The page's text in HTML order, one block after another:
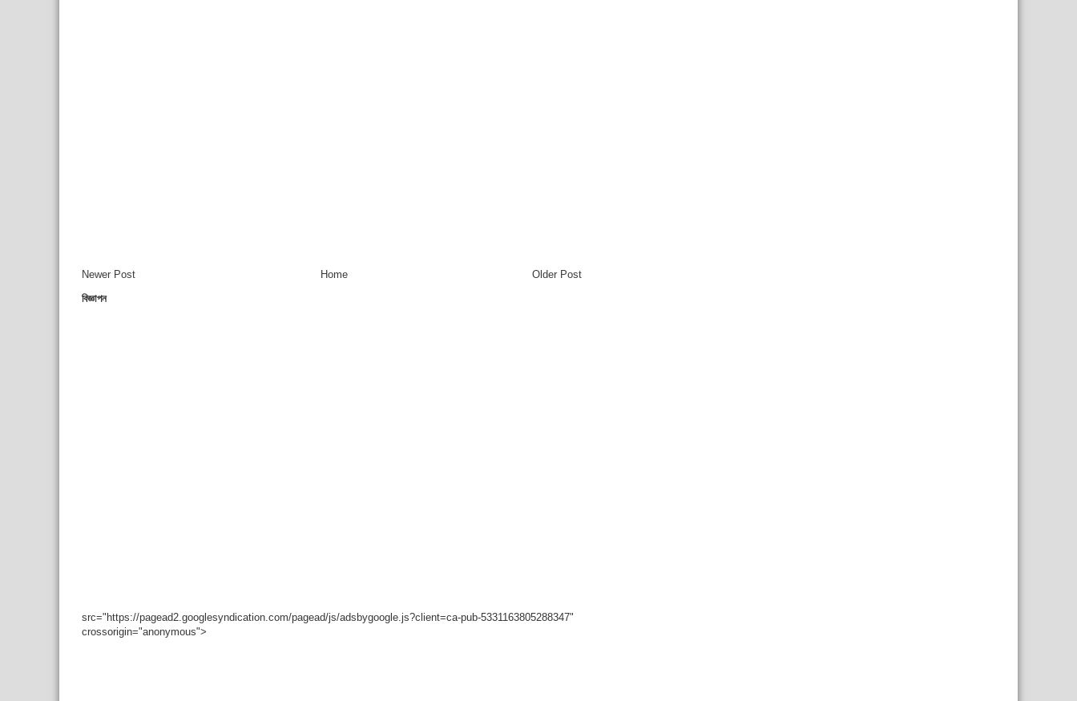
Newer Post Older Post
Home
বিজ্ঞাপন
src="https://pagead2.googlesyndication.com/pagead/js/adsbygoogle.js?client=ca-pub-5331163805288347"
crossorigin="anonymous">